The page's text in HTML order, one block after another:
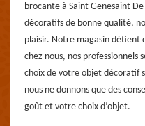
brocante à Saint Genesaint
décoratifs de bonne qualité,
plaisir. Notre magasin détient
chez nous, nos professionnels
choix de votre objet décoratif
nous ne donnons que des
goût et votre choix d’objet.